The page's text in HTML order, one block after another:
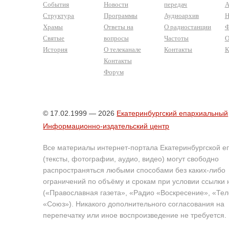
События
Структура
Храмы
Святые
История
Новости
Программы
Ответы на
вопросы
О телеканале
Контакты
Форум
передач
Аудиоархив
О радиостанции
Частоты
Контакты
© 17.02.1999 — 2026 Екатеринбургский епархиальный
Информационно-издательский центр
Все материалы интернет-портала Екатеринбургской
(тексты, фотографии, аудио, видео) могут свободно
распространяться любыми способами без каких-либо
ограничений по объёму и срокам при условии ссылки
(«Православная газета», «Радио «Воскресение»,
«Союз»). Никакого дополнительного согласования на
перепечатку или иное воспроизведение не требуется.